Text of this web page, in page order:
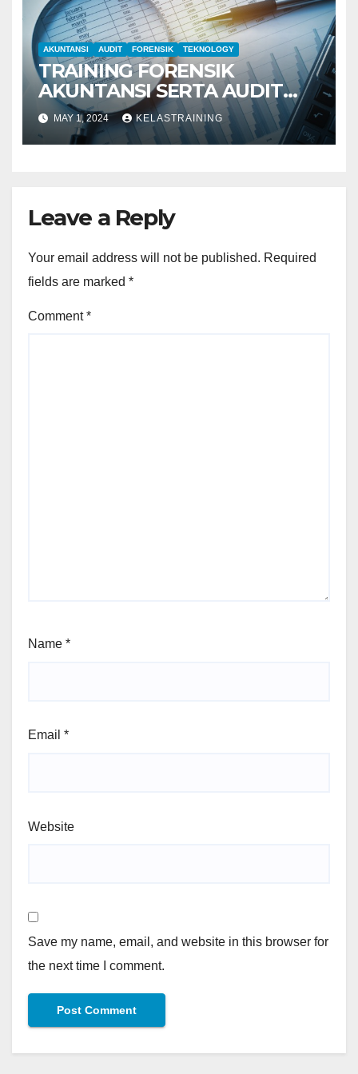
AKUNTANSI AUDIT FORENSIK TEKNOLOGY
TRAINING FORENSIK
AKUNTANSI SERTA AUDIT
PENYELIDIKAN
MAY 1, 2024 KELASTRAINING
Leave a Reply
Your email address will not be published. Required
fields are marked *
Comment*
Name *
Email *
Website
Save my name, email, and website in this browser for
the next time I comment.